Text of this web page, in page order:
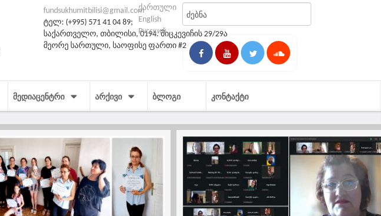
fundsukhumitbilisi@gmail.com
ტელ: (+995) 571 41 04 89;
საქართველო, თბილისი, 0194. მიცკევიჩის 29/29ა
მეორე სართული, საოფისე ფართი #2
ქართული
English
Русский
ᲛᲔᲓᲘᲐᲪᲔᲜᲢᲠᲘ ᲐᲠᲥᲘᲕᲘ ᲑᲚᲝᲒᲘ ᲙᲝᲜᲢᲐᲥᲢᲘ